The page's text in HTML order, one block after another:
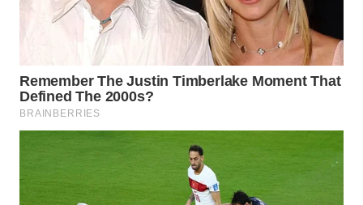
WN
BORNEO
Wahana
Media
Group
WAHANA
WAHANA